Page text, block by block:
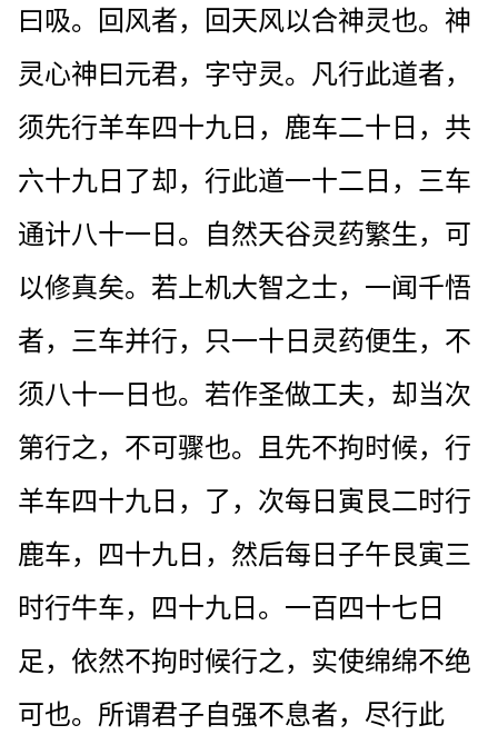
曰吸。回风者，回天风以合神灵也。神
灵心神曰元君，字守灵。凡行此道者，
须先行羊车四十九日，鹿车二十日，共
六十九日了却，行此道一十二日，三车
通计八十一日。自然天谷灵药繁生，可
以修真矣。若上机大智之士，一闻千悟
者，三车并行，只一十日灵药便生，不
须八十一日也。若作圣做工夫，却当次
第行之，不可骤也。且先不拘时候，行
羊车四十九日，了，次每日寅艮二时行
鹿车，四十九日，然后每日子午艮寅三
时行牛车，四十九日。一百四十七日
足，依然不拘时候行之，实使绵绵不绝
可也。所谓君子自强不息者，尽行此